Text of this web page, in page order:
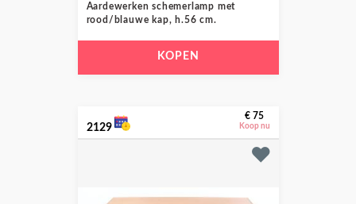
Aardewerken schemerlamp met
rood/blauwe kap, h.56 cm.
KOPEN
2129
€ 75
Koop nu